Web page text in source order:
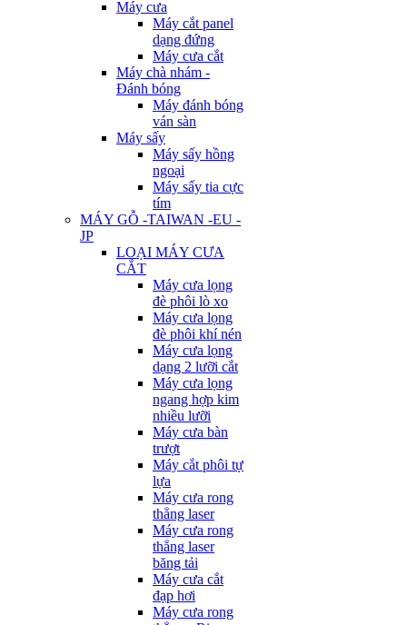
Máy cưa
Máy cắt panel
dạng đứng
Máy cưa cắt
Máy chà nhám -
Đánh bóng
Máy đánh bóng
ván sàn
Máy sấy
Máy sấy hồng
ngoại
Máy sấy tia cực
tím
MÁY GỖ -TAIWAN -EU -
JP
LOẠI MÁY CƯA
CẮT
Máy cưa lọng
đè phôi lò xo
Máy cưa lọng
đè phôi khí nén
Máy cưa lọng
dạng 2 lưỡi cắt
Máy cưa lọng
ngang hợp kim
nhiều lưỡi
Máy cưa bàn
trượt
Máy cắt phôi tự
lựa
Máy cưa rong
thẳng laser
Máy cưa rong
thẳng laser
băng tải
Máy cưa cắt
đạp hơi
Máy cưa rong